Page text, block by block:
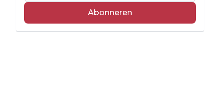
Abonneren